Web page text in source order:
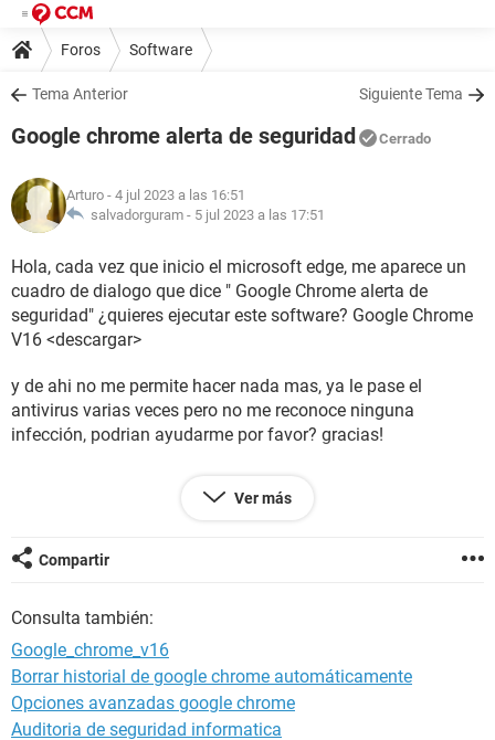
Foros Software
Tema Anterior Siguiente Tema
Google chrome alerta de seguridad Cerrado
Arturo - 4 jul 2023 a las 16:51
salvadorguram - 5 jul 2023 a las 17:51
Hola, cada vez que inicio el microsoft edge, me aparece un
cuadro de dialogo que dice " Google Chrome alerta de
seguridad" ¿quieres ejecutar este software? Google Chrome
V16 <descargar>
y de ahi no me permite hacer nada mas, ya le pase el
antivirus varias veces pero no me reconoce ninguna
infección, podrian ayudarme por favor? gracias!
Ver más
Compartir
Consulta también:
Google_chrome_v16
Borrar historial de google chrome automáticamente
Opciones avanzadas google chrome
Auditoria de seguridad informatica